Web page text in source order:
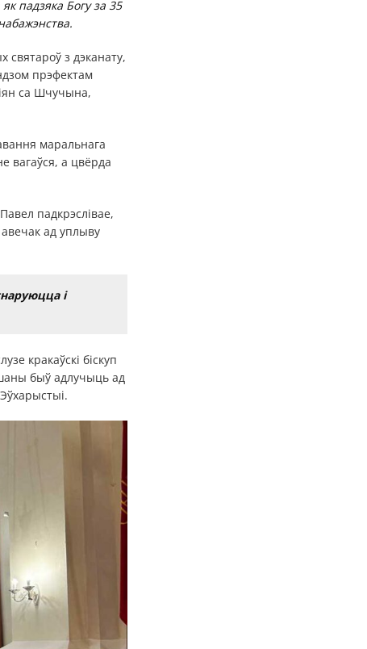
падзяка Богу за 35
святароў з дэканату,
прэфектам
са Шчучына,
маральнага
вагаўся, а цвёрда
падкрэслівае,
ад уплыву
і
кракаўскі біскуп
быў адлучыць ад